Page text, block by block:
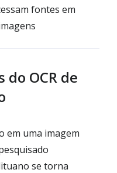
fontes em
OCR de
em uma imagem
se torna